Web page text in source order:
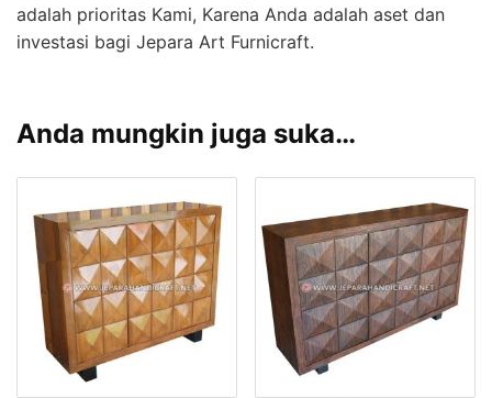
adalah prioritas Kami, Karena Anda adalah aset dan
investasi bagi Jepara Art Furnicraft.
Anda mungkin juga suka…